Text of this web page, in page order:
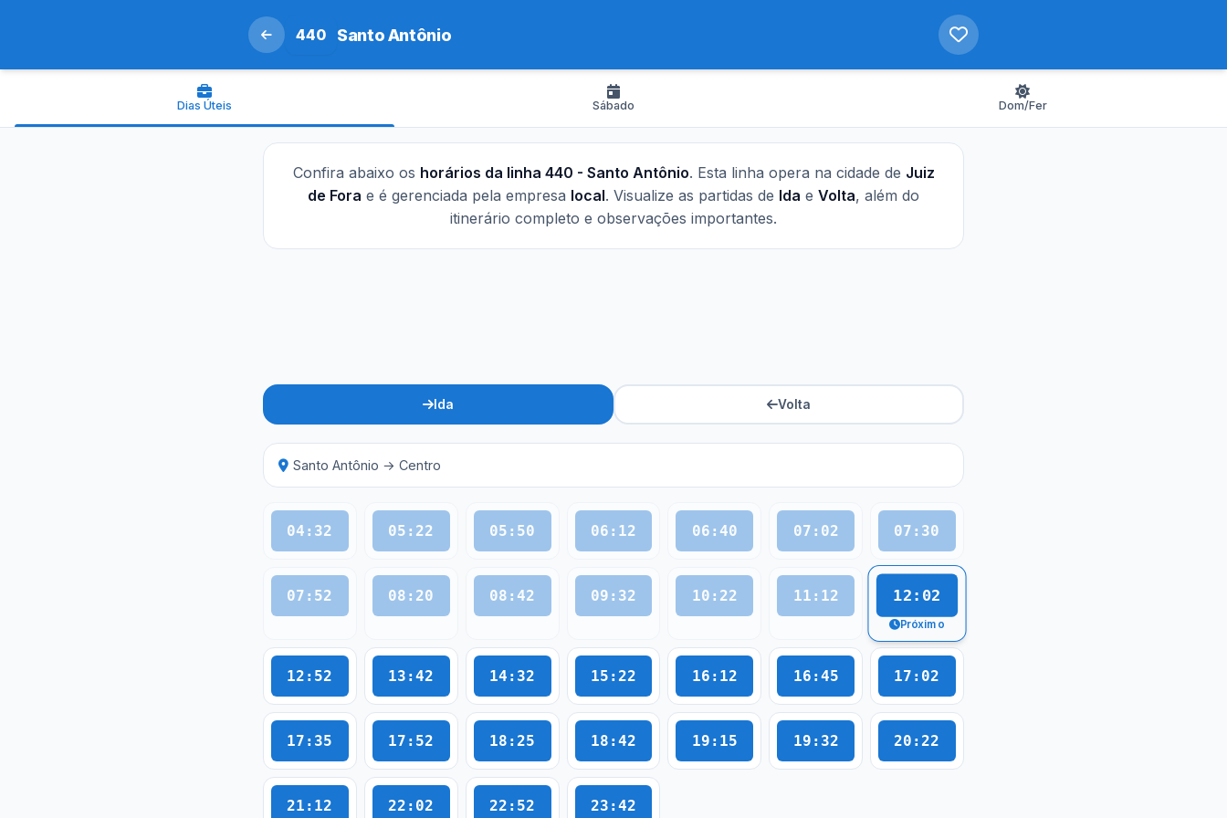
440 Santo Antônio
Dias Úteis Sábado Dom/Fer
Confira abaixo os horários da linha 440 - Santo Antônio. Esta linha opera na cidade de Juiz
de Fora e é gerenciada pela empresa local. Visualize as partidas de Ida e Volta, além do
itinerário completo e observações importantes.
Ida Volta
Santo Antônio → Centro
04:32 05:22 05:50 06:12 06:40 07:02 07:30
07:52 08:20 08:42 09:32 10:22 11:12 12:02
Próximo
12:52 13:42 14:32 15:22 16:12 16:45 17:02
17:35 17:52 18:25 18:42 19:15 19:32 20:22
21:12 22:02 22:52 23:42